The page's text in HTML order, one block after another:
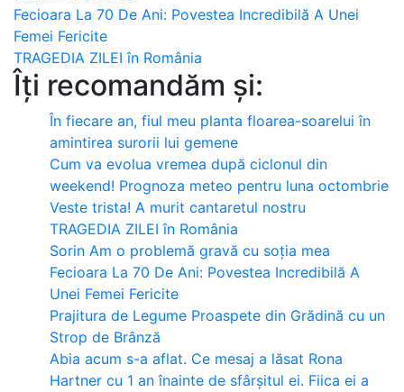
Post
navigation
Fecioara La 70 De Ani: Povestea Incredibilă A Unei
Femei Fericite
TRAGEDIA ZILEI în România
Îți recomandăm și:
În fiecare an, fiul meu planta floarea-soarelui în
amintirea surorii lui gemene
Cum va evolua vremea după ciclonul din
weekend! Prognoza meteo pentru luna octombrie
Veste trista! A murit cantaretul nostru
TRAGEDIA ZILEI în România
Sorin Am o problemă gravă cu soția mea
Fecioara La 70 De Ani: Povestea Incredibilă A
Unei Femei Fericite
Prajitura de Legume Proaspete din Grădină cu un
Strop de Brânză
Abia acum s-a aflat. Ce mesaj a lăsat Rona
Hartner cu 1 an înainte de sfârșitul ei. Fiica ei a